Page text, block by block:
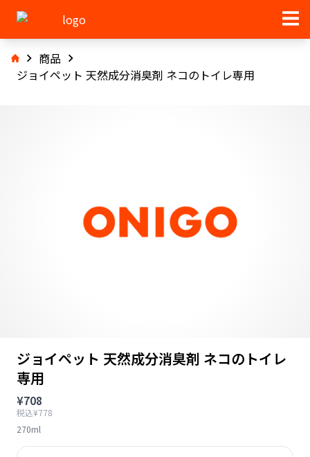
商品
ジョイペット 天然成分消臭剤 ネコのトイレ専用
ジョイペット 天然成分消臭剤 ネコのトイレ
専用
¥708
税込¥778
270ml